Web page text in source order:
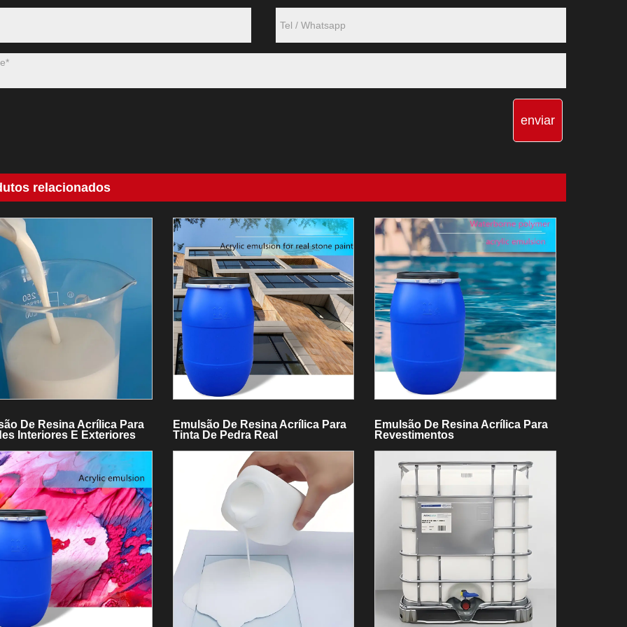
enviar
relacionados
De Resina Acrílica Para
Interiores E Exteriores
Emulsão De Resina Acrílica Para
Tinta De Pedra Real
Emulsão De Resina Acrílica Para
Revestimentos